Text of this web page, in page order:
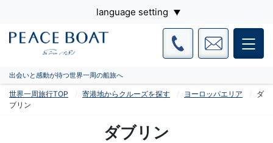
language setting
出会いと感動が待つ世界一周の船旅へ
世界一周旅行TOP 寄港地からクルーズを探す ヨーロッパエリア
ダ
ブリン
ダブリン